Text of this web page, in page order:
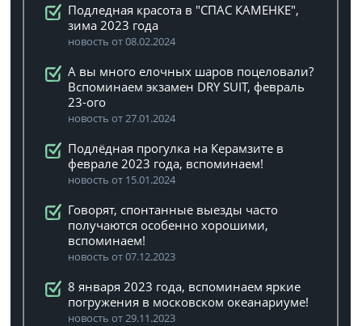
Подледная красота в "СПАС КАМЕНКЕ",
зима 2023 года
новость от 08.02.2024
А вы много елочных шаров поцеловали?
Вспоминаем экзамен DRY SUIT, февраль
23-ого
новость от 27.01.2024
Подлёдная прогулка на Керамзите в
феврале 2023 года, вспоминаем!
новость от 15.01.2024
Говорят, спонтанные выезды часто
получаются особенно хорошими,
вспоминаем!
новость от 07.12.2023
8 января 2023 года, вспоминаем яркие
погружения в московском океанариуме!
новость от 29.11.2023